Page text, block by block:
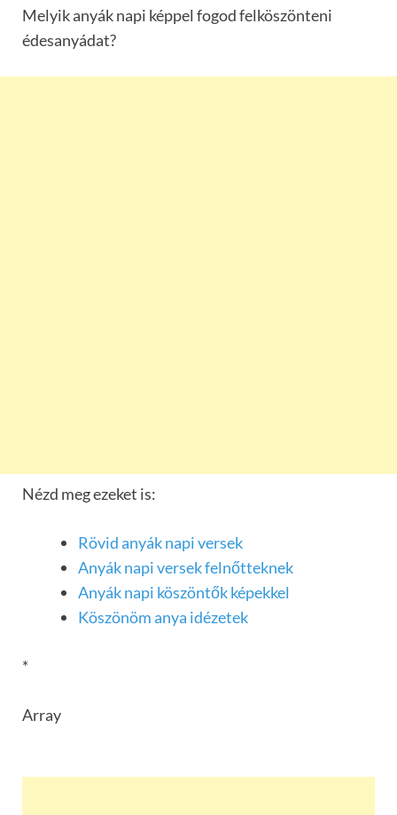
Melyik anyák napi képpel fogod felköszönteni
édesanyádat?
Nézd meg ezeket is:
Rövid anyák napi versek
Anyák napi versek felnőtteknek
Anyák napi köszöntők képekkel
Köszönöm anya idézetek
*
Array